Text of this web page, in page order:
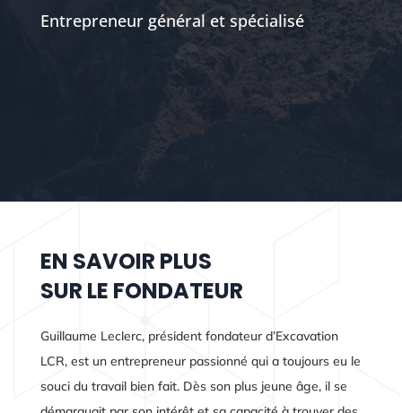
Entrepreneur général et spécialisé
EN SAVOIR PLUS
SUR LE FONDATEUR
Guillaume Leclerc, président fondateur d’Excavation
LCR, est un entrepreneur passionné qui a toujours eu le
souci du travail bien fait. Dès son plus jeune âge, il se